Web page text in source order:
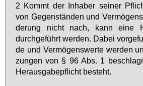
2 Kommt der In­ha­ber sei­ner
von Ge­gen­stän­den und
de­rung nicht nach, kann ei­ne
durch­ge­führt wer­den. Da­bei
de und Ver­mö­gens­wer­te wer­den
zun­gen von § 96 Abs. 1
Her­aus­ga­be­pflicht be­steht.